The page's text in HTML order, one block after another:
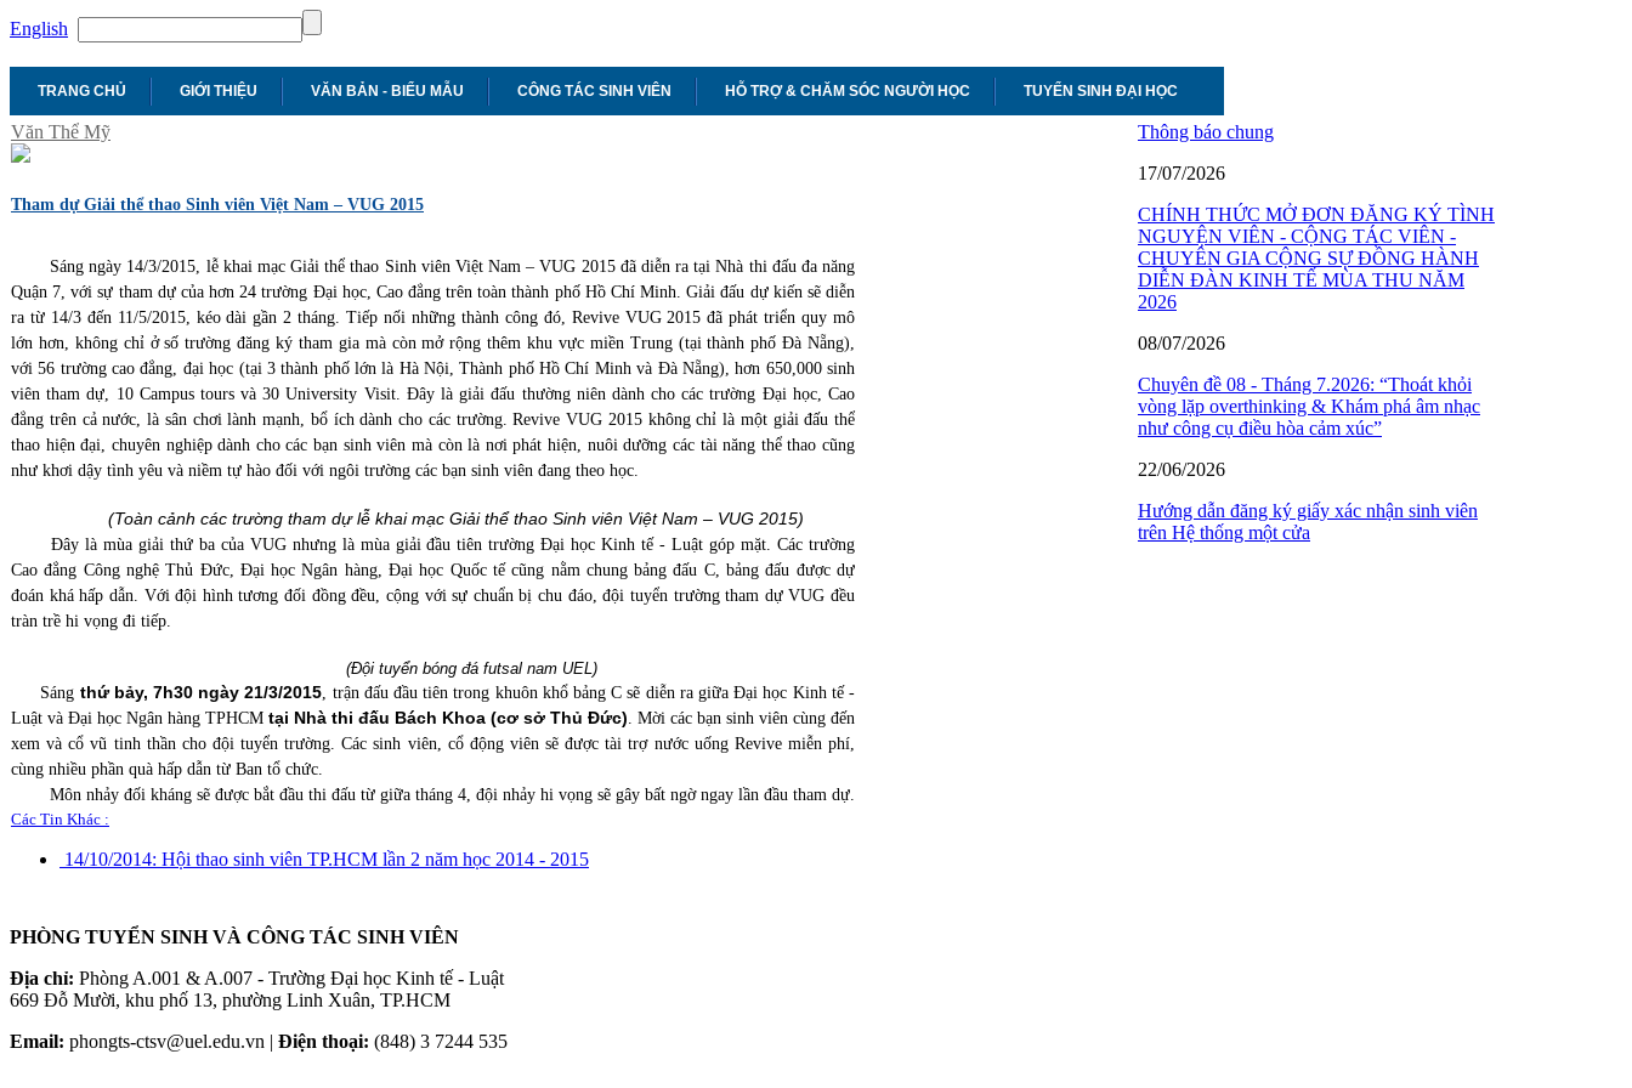
English
TRANG CHỦ GIỚI THIỆU VĂN BẢN - BIỂU MẪU CÔNG TÁC SINH VIÊN HỖ TRỢ & CHĂM SÓC NGƯỜI HỌC TUYỂN SINH ĐẠI HỌC
Văn Thể Mỹ
Tham dự Giải thể thao Sinh viên Việt Nam – VUG 2015
Sáng ngày 14/3/2015, lễ khai mạc Giải thể thao Sinh viên Việt Nam – VUG 2015 đã diễn ra tại Nhà thi đấu đa năng
Quận 7, với sự tham dự của hơn 24 trường Đại học, Cao đẳng trên toàn thành phố Hồ Chí Minh. Giải đấu dự kiến sẽ diễn
ra từ 14/3 đến 11/5/2015, kéo dài gần 2 tháng. Tiếp nối những thành công đó, Revive VUG 2015 đã phát triển quy mô
lớn hơn, không chỉ ở số trường đăng ký tham gia mà còn mở rộng thêm khu vực miền Trung (tại thành phố Đà Nẵng),
với 56 trường cao đẳng, đại học (tại 3 thành phố lớn là Hà Nội, Thành phố Hồ Chí Minh và Đà Nẵng), hơn 650,000 sinh
viên tham dự, 10 Campus tours và 30 University Visit. Đây là giải đấu thường niên dành cho các trường Đại học, Cao
đẳng trên cả nước, là sân chơi lành mạnh, bổ ích dành cho các trường. Revive VUG 2015 không chỉ là một giải đấu thể
thao hiện đại, chuyên nghiệp dành cho các bạn sinh viên mà còn là nơi phát hiện, nuôi dưỡng các tài năng thể thao cũng
như khơi dậy tình yêu và niềm tự hào đối với ngôi trường các bạn sinh viên đang theo học.
(Toàn cảnh các trường tham dự lễ khai mạc Giải thể thao Sinh viên Việt Nam – VUG 2015)
Đây là mùa giải thứ ba của VUG nhưng là mùa giải đầu tiên trường Đại học Kinh tế - Luật góp mặt. Các trường
Cao đẳng Công nghệ Thủ Đức, Đại học Ngân hàng, Đại học Quốc tế cũng nằm chung bảng đấu C, bảng đấu được dự
đoán khá hấp dẫn. Với đội hình tương đối đồng đều, cộng với sự chuẩn bị chu đáo, đội tuyển trường tham dự VUG đều
tràn trề hi vọng đi tiếp.
	(Đội tuyển bóng đá futsal nam UEL)
Sáng thứ bảy, 7h30 ngày 21/3/2015 , trận đấu đầu tiên trong khuôn khổ bảng C sẽ diễn ra giữa Đại học Kinh tế -
Luật và Đại học Ngân hàng TPHCM tại Nhà thi đấu Bách Khoa (cơ sở Thủ Đức) . Mời các bạn sinh viên cùng đến
xem và cổ vũ tinh thần cho đội tuyển trường. Các sinh viên, cổ động viên sẽ được tài trợ nước uống Revive miễn phí,
cùng nhiều phần quà hấp dẫn từ Ban tổ chức.
Môn nhảy đối kháng sẽ được bắt đầu thi đấu từ giữa tháng 4, đội nhảy hi vọng sẽ gây bất ngờ ngay lần đầu tham dự.
Các Tin Khác :
14/10/2014: Hội thao sinh viên TP.HCM lần 2 năm học 2014 - 2015
Thông báo chung
17/07/2026
CHÍNH THỨC MỞ ĐƠN ĐĂNG KÝ TÌNH
NGUYỆN VIÊN - CỘNG TÁC VIÊN -
CHUYÊN GIA CỘNG SỰ ĐỒNG HÀNH
DIỄN ĐÀN KINH TẾ MÙA THU NĂM
2026
08/07/2026
Chuyên đề 08 - Tháng 7.2026: “Thoát khỏi
vòng lặp overthinking & Khám phá âm nhạc
như công cụ điều hòa cảm xúc”
22/06/2026
Hướng dẫn đăng ký giấy xác nhận sinh viên
trên Hệ thống một cửa
PHÒNG TUYỂN SINH VÀ CÔNG TÁC SINH VIÊN
Địa chỉ: Phòng A.001 & A.007 - Trường Đại học Kinh tế - Luật
669 Đỗ Mười, khu phố 13, phường Linh Xuân, TP.HCM
Email: phongts-ctsv@uel.edu.vn | Điện thoại: (848) 3 7244 535